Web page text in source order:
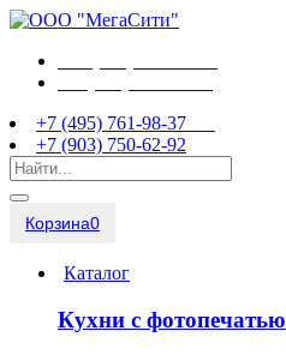
+7 (495) 761-98-37
+7 (903) 750-62-92
Корзина0
Каталог
Кухни с фотопечатью